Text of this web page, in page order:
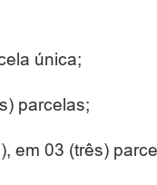
única;
parcelas;
em 03 (três)